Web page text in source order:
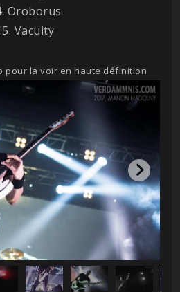
Oroborus
Vacuity
pour la voir en haute définition